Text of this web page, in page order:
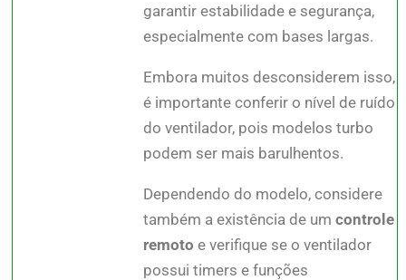
garantir estabilidade e segurança,
especialmente com bases largas.
Embora muitos desconsiderem isso,
é importante conferir o nível de ruído
do ventilador, pois modelos turbo
podem ser mais barulhentos.
Dependendo do modelo, considere
também a existência de umcontrole
remoto e verifique se o ventilador
possui timers e funções